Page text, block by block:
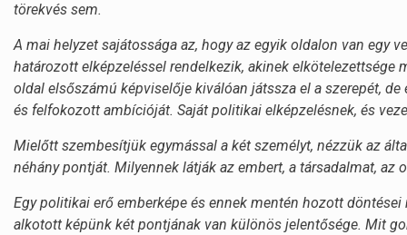
törekvés sem.
A mai helyzet sajátossága az, hogy az egyik oldalon van egy
határozott elképzeléssel rendelkezik, akinek
oldal elsőszámú képviselője kiválóan játssza el a szerepét,
és felfokozott ambícióját. Saját politikai elképzelésnek, és
Mielőtt szembesítjük egymással a két személyt, nézzük az
néhány pontját. Milyennek látják az embert, a társadalmat, az
Egy politikai erő emberképe és ennek mentén hozott
alkotott képünk két pontjának van különös jelentősége. Mit